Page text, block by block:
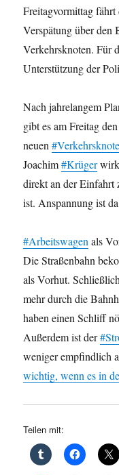
Freitagvormittag
Verspätung über den
Verkehrsknoten. Für
Unterstützung der
Nach jahrelangem
gibt es am Freitag
neuen
Joachim#Krüger
direkt an der Einfahrt
ist. Anspannung ist
#Arbeitswagenals
Die Straßenbahn
als Vorhut.
mehr durch die
haben einen Schliff
Außerdem ist der
weniger empfindlich
wichtig, wenn es in
Teilen mit: